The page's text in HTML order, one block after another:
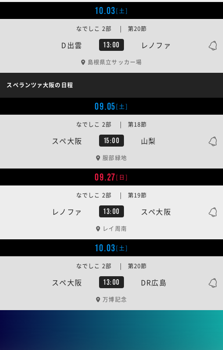
10.03[土]
D出雲 13:00 レノファ
なでしこ 2部 | 第20節
島根県立サッカー場
スペランツァ大阪の日程
09.05[土]
スペ大阪 15:00 山梨
なでしこ 2部 | 第18節
服部緑地
09.27[日]
レノファ 13:00 スペ大阪
なでしこ 2部 | 第19節
レイ周南
10.03[土]
スペ大阪 13:00 DR広島
なでしこ 2部 | 第20節
万博記念